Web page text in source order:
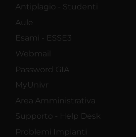
Antiplagio - Studenti
Aule
Esami - ESSE3
Webmail
Password GIA
MyUnivr
Area Amministrativa
Supporto - Help Desk
Problemi Impianti